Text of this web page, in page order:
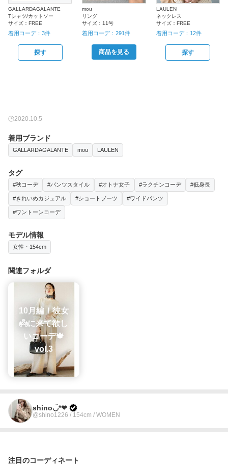
GALLARDAGALANTE
Tシャツ/カットソー
サイズ： FREE
着用コーデ： 3件
探す
mou
リング
サイズ： 11号
着用コーデ：291件
商品を見る
LAULEN
ネックレス
サイズ： FREE
着用コーデ： 12件
探す
2020.10.5
着用ブランド
GALLARDAGALANTE mou LAULEN
タグ
#秋コーデ #パンツスタイル #オトナ女子 #ラクチンコーデ #低身長
#きれいめカジュアル #ショートブーツ #ワイドパンツ
#ワントーンコーデ
モデル情報
女性・154cm
関連フォルダ
10月編！彼女
👼に来て欲し
いコーデ🍁
vol.3
shino◡̈*❤︎
@shino1226 / 154cm / WOMEN
注目のコーディネート